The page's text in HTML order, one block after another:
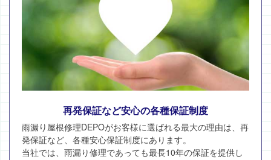
再発保証など安心の各種保証制度
雨漏り屋根修理DEPOがお客様に選ばれる最大の理由は、再
発保証など、各種安心保証制度にあります。
当社では、雨漏り修理であっても最長10年の保証を提供し